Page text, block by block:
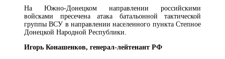
На Южно-Донецком направлении российскими
войсками пресечена атака батальонной тактической
группы ВСУ в направлении населенного пункта Степное
Донецкой Народной Республики.
Игорь Конашенков, генерал-лейтенант РФ